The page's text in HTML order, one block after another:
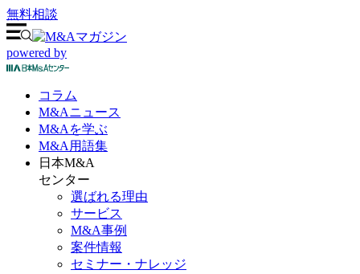
無料相談
powered by
コラム
M&Aニュース
M&Aを学ぶ
M&A 用語集
日本M&A
センター
選ばれる理由
サービス
M&A事例
案件情報
セミナー・ナレッジ